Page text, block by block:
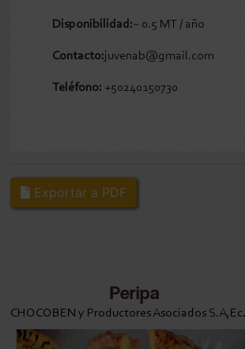
Disponibilidad:~ 0.5 MT / año
Contacto:juvenab@gmail.com
Teléfono: +50240150730
Exportar a PDF
Peripa